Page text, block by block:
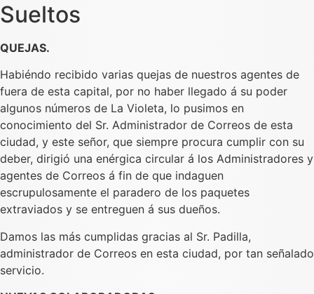
Sueltos
QUEJAS.
Habiéndo recibido varias quejas de nuestros agentes de
fuera de esta capital, por no haber llegado á su poder
algunos números de La Violeta, lo pusimos en
conocimiento del Sr. Administrador de Correos de esta
ciudad, y este señor, que siempre procura cumplir con su
deber, dirigió una enérgica circular á los Administradores y
agentes de Correos á fin de que indaguen
escrupulosamente el paradero de los paquetes
extraviados y se entreguen á sus dueños.
Damos las más cumplidas gracias al Sr. Padilla,
administrador de Correos en esta ciudad, por tan señalado
servicio.